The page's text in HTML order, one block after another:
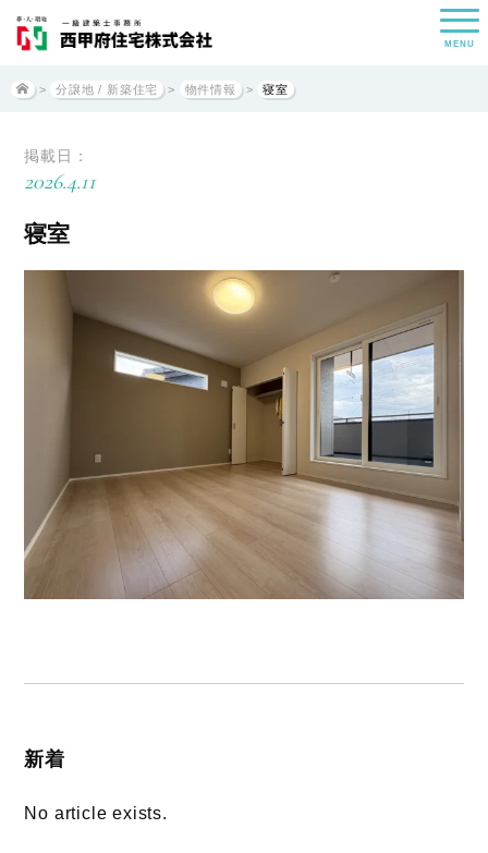
MENU
> 分譲地 / 新築住宅 > 物件情報 > 寝室
掲載日：
2026.4.11
寝室
新着
No article exists.